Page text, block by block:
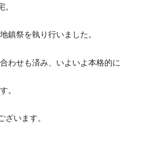
。
鎮祭を執り行いました。
わせも済み、いよいよ本格的に
。
ざいます。